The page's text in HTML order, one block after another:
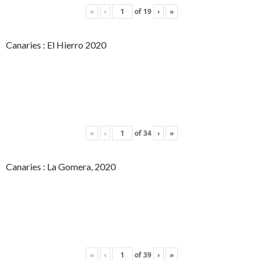
« ‹ of 19 › »
Canaries : El Hierro 2020
« ‹ of34 › »
Canaries : La Gomera, 2020
« ‹ of39 › »